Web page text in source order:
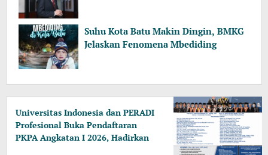
Suhu Kota Batu Makin Dingin, BMKG
Jelaskan Fenomena Mbediding
Universitas Indonesia dan PERADI
Profesional Buka Pendaftaran
PKPA Angkatan I 2026, Hadirkan